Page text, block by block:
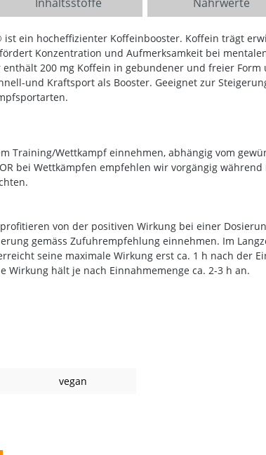
ist ein hocheffizienter Koffeinbooster. Koffein trägt
Konzentration und Aufmerksamkeit bei
enthält 200 mg Koffein in gebundener und freier
und Kraftsport als Booster. Geeignet zur
Training/Wettkampf einnehmen, abhängig vom
bei Wettkämpfen empfehlen wir vorgängig
von der positiven Wirkung bei einer
gemäss Zufuhrempfehlung einnehmen. Im
seine maximale Wirkung erst ca. 1 h nach der
Wirkung hält je nach Einnahmemenge ca. 2-3 h an.
vegan